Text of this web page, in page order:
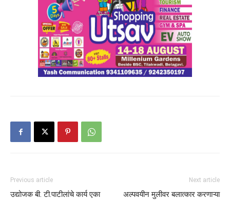
Previous article
उद्योजक बी. टी.पाटीलांचे कार्य एका
Next article
अल्पवयीन मुलीवर बलात्कार करणाऱ्या